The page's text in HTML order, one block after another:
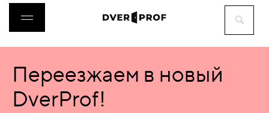
ДВЕРИ
ФУРНИТУРА
Переезжаем в новый
DverProf!